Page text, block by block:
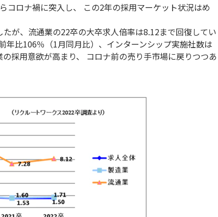
コロナ禍に突入し、 この2年の採用マーケット状況はめ
が、流通業の22卒の大卒求人倍率は8.12まで回復してい
年比106％（1月同月比）、インターンシップ実施社数は
採用意欲が高まり、 コロナ前の売り手市場に戻りつつあ